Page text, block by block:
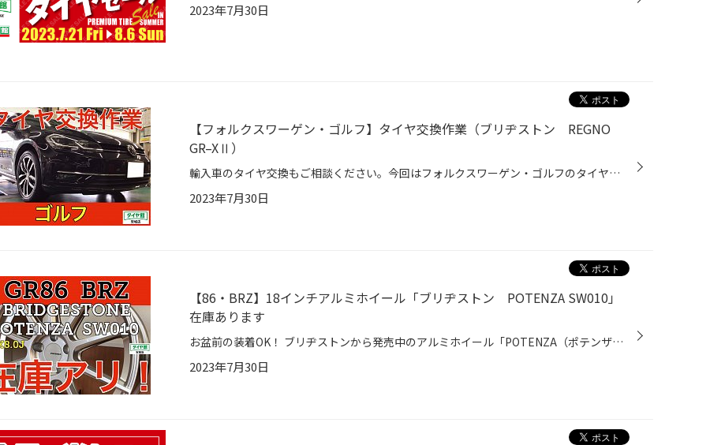
2023年7月30日
【フォルクスワーゲン・ゴルフ】タイヤ交換作業（ブリヂストン REGNO
GR–XⅡ）
輸入車のタイヤ交換もご相談ください。今回はフォルクスワーゲン・ゴルフのタイヤ交換を実施させていただきました。 ＜＜作業詳細＞＞ 車種：フォルクスワーゲン ゴルフ タイヤ銘柄：ブリヂストン REGNO GR–XⅡ（レグノ） タイヤサイズ：225/45R17 REGNOは乗り心地が良いと言われていますが、タイヤ...
2023年7月30日
【86・BRZ】18インチアルミホイール「ブリヂストン POTENZA SW010」
在庫あります
お盆前の装着OK！ ブリヂストンから発売中のアルミホイール「POTENZA（ポテンザ）SW010」。その名の通りスポーツ系ライトウェイトアルミホイールですが、BRZ・86・GR86・カローラスポーツにピッタリな18インチサイズをタイヤ館安城店は在庫4枚（1台分）してます。 この「POTENZA（ポテンザ）SW010」...
2023年7月30日